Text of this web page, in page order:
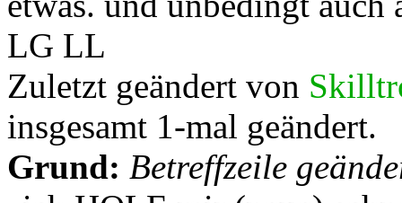
LG LL
Zuletzt geändert von
insgesamt 1-mal geändert.
Grund: Betreffzeile